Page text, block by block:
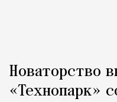
Новаторство
«Технопарк»